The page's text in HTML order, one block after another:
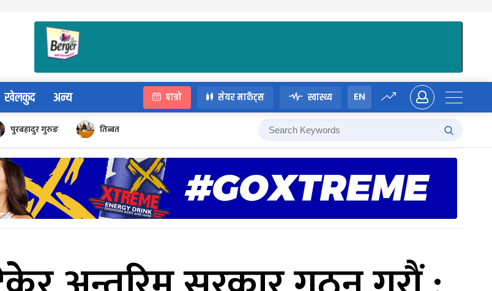
खेलकुद अन्य पात्रो सेयर मार्केट्स स्वास्थ्य EN
पुरबहादुर गुरुङ तिब्बत